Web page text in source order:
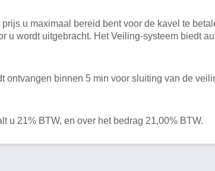
u maximaal bereid bent voor de kavel te
wordt uitgebracht. Het Veiling-systeem biedt
ontvangen binnen 5 min voor sluiting van de
u 21% BTW, en over het bedrag 21,00% BTW.